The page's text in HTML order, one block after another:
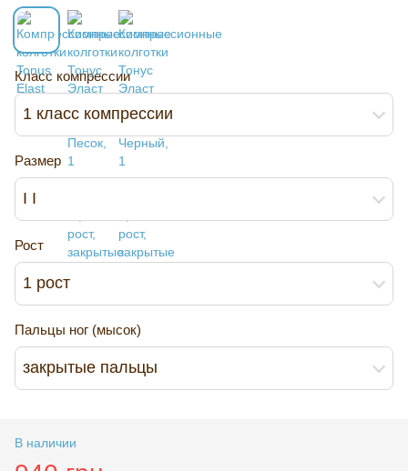
Класс компрессии
1 класс компрессии
Размер
I I
Рост
1 рост
Пальцы ног (мысок)
закрытые пальцы
В наличии